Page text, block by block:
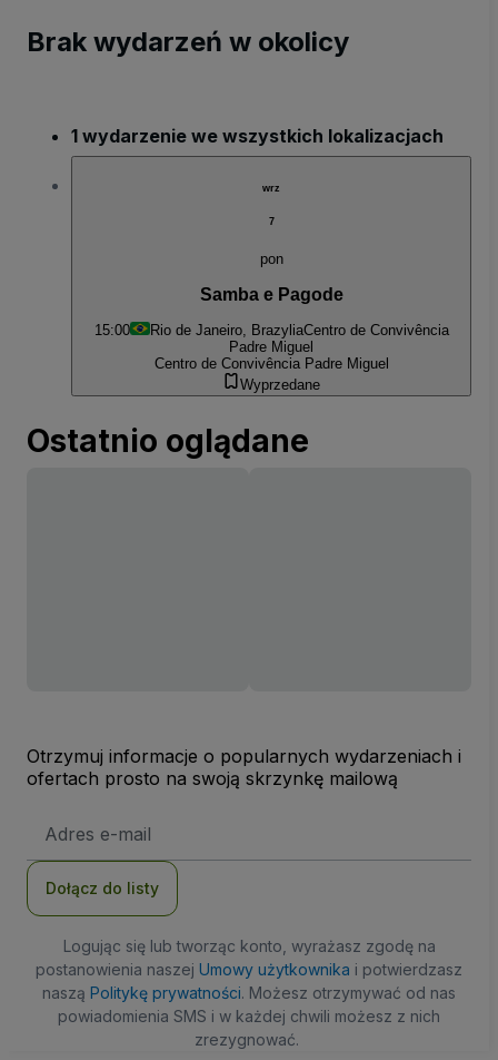
Brak wydarzeń w okolicy
1 wydarzenie we wszystkich lokalizacjach
wrz
7
pon
Samba e Pagode
15:00 Rio de Janeiro, BrazyliaCentro de Convivência
Padre Miguel
Centro de Convivência Padre Miguel
Wyprzedane
Ostatnio oglądane
Otrzymuj informacje o popularnych wydarzeniach i
ofertach prosto na swoją skrzynkę mailową
e-
Dołącz do listy
Logując się lub tworząc konto, wyrażasz zgodę na
postanowienia naszej Umowy użytkownika i potwierdzasz
naszą Politykę prywatności. Możesz otrzymywać od nas
powiadomienia SMS i w każdej chwili możesz z nich
zrezygnować.